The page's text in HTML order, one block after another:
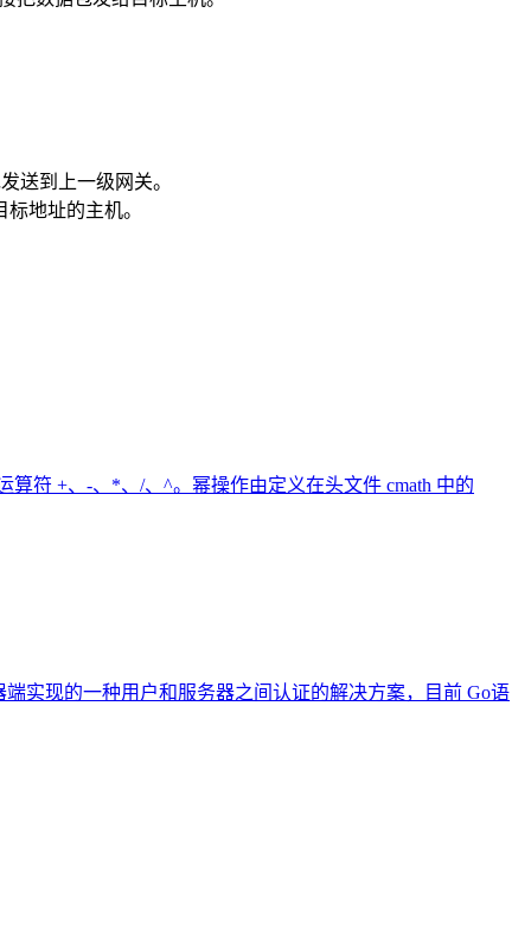
送到上一级网关。
地址的主机。
符 +、-、*、/、^。幂操作由定义在头文件 cmath 中的
端实现的一种用户和服务器之间认证的解决方案，目前 Go语